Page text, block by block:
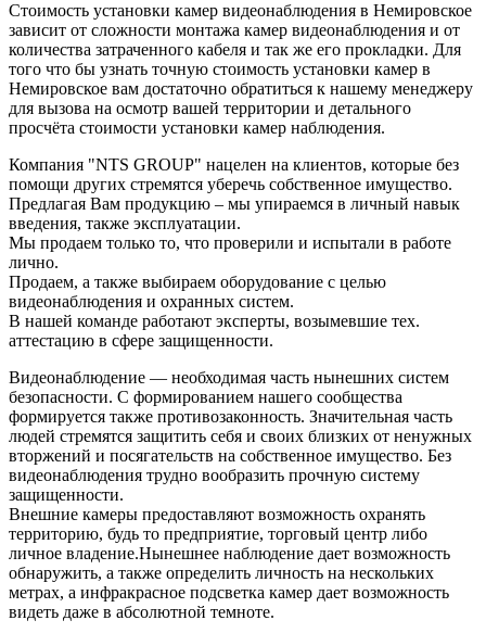
Стоимость установки камер видеонаблюдения в Немировское
зависит от сложности монтажа камер видеонаблюдения и от
количества затраченного кабеля и так же его прокладки. Для
того что бы узнать точную стоимость установки камер в
Немировское вам достаточно обратиться к нашему менеджеру
для вызова на осмотр вашей территории и детального
просчёта стоимости установки камер наблюдения.
Компания "NTS GROUP" нацелен на клиентов, которые без
помощи других стремятся уберечь собственное имущество.
Предлагая Вам продукцию – мы упираемся в личный навык
введения, также эксплуатации.
Мы продаем только то, что проверили и испытали в работе
лично.
Продаем, а также выбираем оборудование с целью
видеонаблюдения и охранных систем.
В нашей команде работают эксперты, возымевшие тех.
аттестацию в сфере защищенности.
Видеонаблюдение — необходимая часть нынешних систем
безопасности. С формированием нашего сообщества
формируется также противозаконность. Значительная часть
людей стремятся защитить себя и своих близких от ненужных
вторжений и посягательств на собственное имущество. Без
видеонаблюдения трудно вообразить прочную систему
защищенности.
Внешние камеры предоставляют возможность охранять
территорию, будь то предприятие, торговый центр либо
личное владение.Нынешнее наблюдение дает возможность
обнаружить, а также определить личность на нескольких
метрах, а инфракрасное подсветка камер дает возможность
видеть даже в абсолютной темноте.